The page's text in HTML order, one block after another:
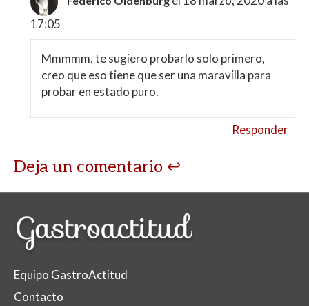
17:05
Mmmmm, te sugiero probarlo solo primero,
creo que eso tiene que ser una maravilla para
probar en estado puro.
Responder
Deja un comentario
Equipo GastroActitud
Contacto